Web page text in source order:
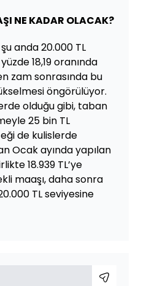
NE KADAR OLACAK?
anda 20.000 TL
18,19 oranında
zam sonrasında bu
öngörülüyor.
olduğu gibi, taban
25 bin TL
de kulislerde
Ocak ayında yapılan
18.939 TL’ye
maaşı, daha sonra
TL seviyesine